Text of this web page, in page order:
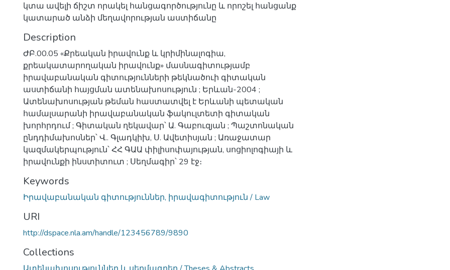
կտա ավելի ճիշտ որակել հանցագործությունը և որոշել հանցանք
կատարած անձի մեղավորության աստիճանը
Description
ԺԲ.00.05 «Քրեական իրավունք և կրիմինալոգիա,
քրեակատարողական իրավունք» մասնագիտությամբ
իրավաբանական գիտությունների թեկնածուի գիտական
աստիճանի հայցման ատենախոսություն ; Երևան-2004 ;
Ատենախոսության թեման հաստատվել է Երևանի պետական
համալսարանի իրավաբանական ֆակուլտետի գիտական
խորհրդում ; Գիտական ղեկավար՝ Ա. Գաբուզյան ; Պաշտոնական
ընդդիմախոսներ՝ Վ.. Գլադկիխ, Ս. Ավետիսյան ; Առաջատար
կազմակերպություն՝ ՀՀ ԳԱԱ փիլիսոփայության, սոցիոլոգիայի և
իրավունքի ինստիտուտ ; Սեղմագիր՝ 29 էջ։
Keywords
Իրավաբանական գիտություններ, իրավագիտություն / Law
URI
http://dspace.nla.am/handle/123456789/9890
Collections